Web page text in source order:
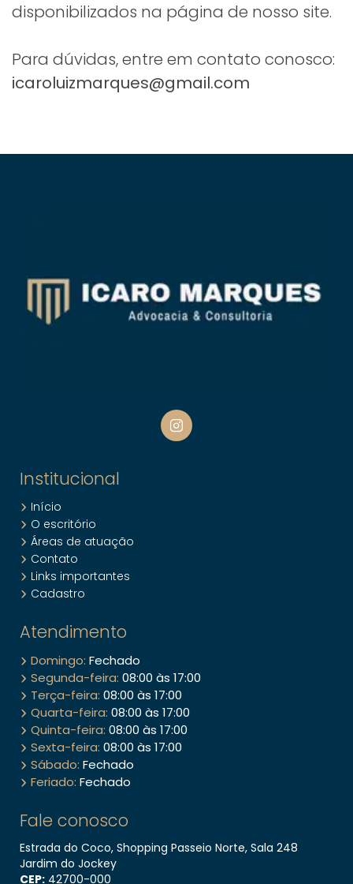
disponibilizados na página de nosso site.
Para dúvidas, entre em contato conosco:
icaroluizmarques@gmail.com
Institucional
Início
O escritório
Áreas de atuação
Contato
Links importantes
Cadastro
Atendimento
Domingo: Fechado
Segunda-feira: 08:00 às 17:00
Terça-feira: 08:00 às 17:00
Quarta-feira: 08:00 às 17:00
Quinta-feira: 08:00 às 17:00
Sexta-feira: 08:00 às 17:00
Sábado: Fechado
Feriado: Fechado
Fale conosco
Estrada do Coco, Shopping Passeio Norte, Sala 248
Jardim do Jockey
CEP: 42700​-000